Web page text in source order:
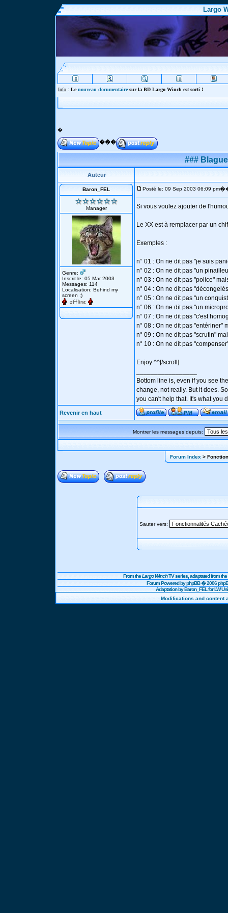
Largo
Info : Lenouveau documentairesur la BD Largo Winch est sorti !
�
���
###
Auteur
Baron_FEL
Manager
Genre:
Inscrit le: 05 Mar 2003
Messages: 114
Localisation: Behind my
screen ;)
Posté le: 09 Sep 2003 06:09 pm�
Si vous voulez ajouter de
Le XX est à remplacer par un
Exemples :
n° 01 : On ne dit pas "je suis
n° 02 : On ne dit pas "un
n° 03 : On ne dit pas "police"
n° 04 : On ne dit pas
n° 05 : On ne dit pas "un
n° 06 : On ne dit pas "un
n° 07 : On ne dit pas "c'est
n° 08 : On ne dit pas "entériner"
n° 09 : On ne dit pas "scrutin"
n° 10 : On ne dit pas
Enjoy ^^[/scroll]
Bottom line is, even if you see
change, not really. But it does.
you can't help that. It's what you
Revenir en haut
Montrer les messages depuis:
Forum Index >
Sauter vers:
From theLargo WinchTV series, adaptated from
Forum Powered byphpBB� 2006
Adaptation by Baron_FEL for LW
Modifications and content